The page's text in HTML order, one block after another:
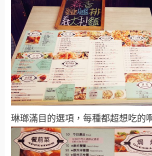
琳瑯滿目的選項，每種都超想吃的